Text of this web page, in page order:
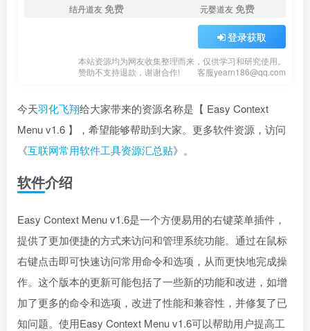
结丹道友免费 元婴道友免费
登录获取
本站资源均为网友收集整理而来，仅供学习和研究使用。
赞助不支持退款，谢谢合作!
客服yearn186@qq.com
今天羽化飞翔给大家带来的资源名称是【 Easy Context
Menu v1.6 】，希望能够帮助到大家。更多软件资源，访问
《互联网常用软件工具资源汇总贴》。
软件介绍
Easy Context Menu v1.6是一个方便易用的右键菜单插件，
提供了更加便捷的方式来访问和管理系统功能。通过在鼠标
右键点击即可快速访问常用命令和选项，从而更快地完成操
作。这个版本的更新可能包括了一些新的功能和改进，如增
加了更多的命令和选项，改进了性能和兼容性，并修复了已
知问题。使用Easy Context Menu v1.6可以帮助用户提高工